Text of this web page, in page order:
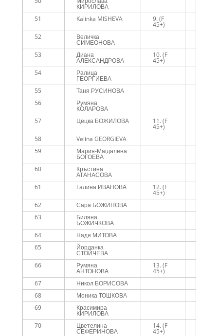
КИРИЛОВА
51
Kalinka MISHEVA 9. (F
45+)
52
Величка
СИМЕОНОВА
53
Диана
АЛЕКСАНДРОВА
10. (F
45+)
54
Ралица
ГЕОРГИЕВА
55
Таня РУСИНОВА
56
Румяна
КОЛАРОВА
57
Цецка БОЖИЛОВА 11. (F
45+)
58
Velina GEORGIEVA
59
Мария-Магдалена
БОГОЕВА
60
Кръстина
АТАНАСОВА
61 Галина ИВАНОВА 12. (F
45+)
62
Сара БОЖИНОВА
63
Биляна
БОЖИЧКОВА
64
Надя МИТОВА
65
Йорданка
СТОЙЧЕВА
66
Румяна
АНТОНОВА
13. (F
45+)
67
Никол БОРИСОВА
68
Моника ТОШКОВА
69
Красимира
КИРИЛОВА
70
Цветелина
СЕФЕРИНОВА
14. (F
45+)